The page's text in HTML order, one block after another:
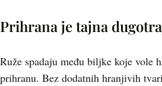
Prihrana je tajna
Ruže spadaju među biljke koje vole
prihranu. Bez dodatnih hranjivih